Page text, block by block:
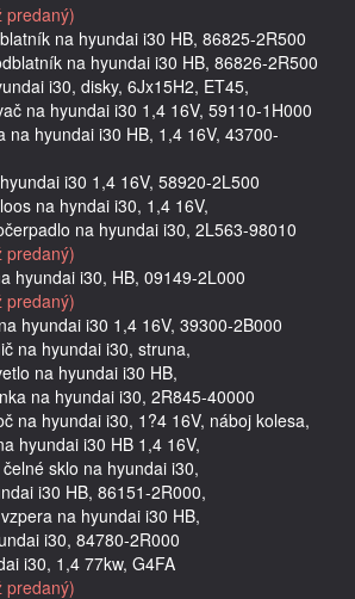
predaný)
na hyundai i30 HB, 86825-2R500
na hyundai i30 HB, 86826-2R500
i30, disky, 6Jx15H2, ET45,
na hyundai i30 1,4 16V, 59110-1H000
na hyundai i30 HB, 1,4 16V, 43700-
i30 1,4 16V, 58920-2L500
na hyndai i30, 1,4 16V,
na hyundai i30, 2L563-98010
predaný)
hyundai i30, HB, 09149-2L000
predaný)
hyundai i30 1,4 16V, 39300-2B000
na hyundai i30, struna,
na hyundai i30 HB,
na hyundai i30, 2R845-40000
na hyundai i30, 1?4 16V, náboj kolesa,
hyundai i30 HB 1,4 16V,
sklo na hyundai i30,
i30 HB, 86151-2R000,
na hyundai i30 HB,
i30, 84780-2R000
i30, 1,4 77kw, G4FA
predaný)